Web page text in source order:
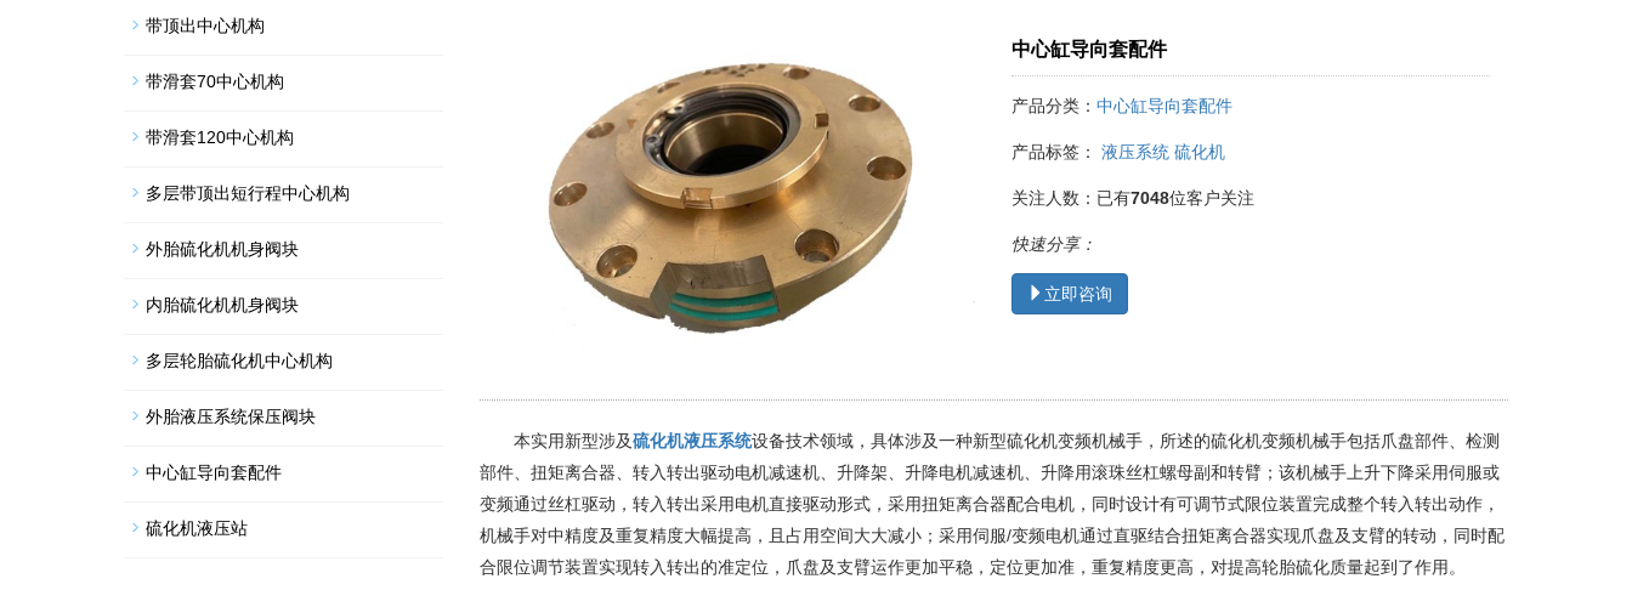
中心缸导向套配件
产品分类：中心缸导向套配件
产品标签：液压系统 硫化机
关注人数： 已有7048位客户关注
快速分享：
立即咨询
本实用新型涉及硫化机液压系统设备技术领域，具体涉及一种新型硫化机变频机械手，所述的硫化机变频机械手包括爪盘部件、检测
部件、扭矩离合器、转入转出驱动电机减速机、升降架、升降电机减速机、升降用滚珠丝杠螺母副和转臂；该机械手上升下降采用伺服或
变频通过丝杠驱动，转入转出采用电机直接驱动形式，采用扭矩离合器配合电机，同时设计有可调节式限位装置完成整个转入转出动作，
机械手对中精度及重复精度大幅提高，且占用空间大大减小；采用伺服/变频电机通过直驱结合扭矩离合器实现爪盘及支臂的转动，同时配
合限位调节装置实现转入转出的准定位，爪盘及支臂运作更加平稳，定位更加准，重复精度更高，对提高轮胎硫化质量起到了作用。
带顶出中心机构
带滑套70中心机构
带滑套120中心机构
多层带顶出短行程中心机构
外胎硫化机机身阀块
内胎硫化机机身阀块
多层轮胎硫化机中心机构
外胎液压系统保压阀块
中心缸导向套配件
硫化机液压站